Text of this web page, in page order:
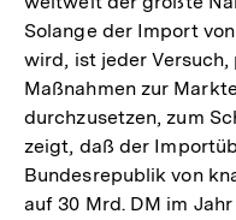
Solange der Import
wird, ist jeder
Maßnahmen zur
durchzusetzen, zum
zeigt, daß der
Bundesrepublik von
auf 30 Mrd. DM im